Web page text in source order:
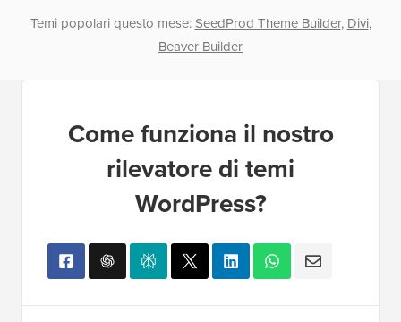
Temi popolari questo mese:SeedProd Theme Builder, Divi,
Beaver Builder
Come funziona il nostro
rilevatore di temi
WordPress?